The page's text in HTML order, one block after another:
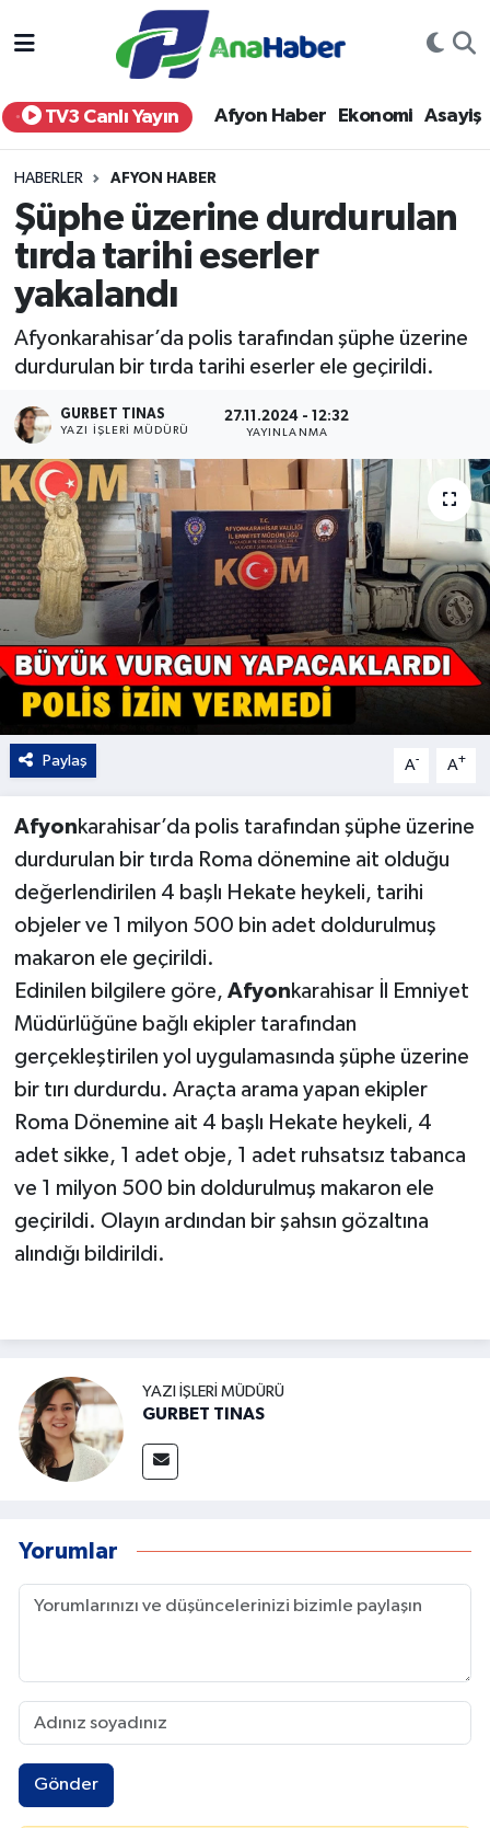
TV3 Canlı Yayın Afyon Haber Ekonomi Asayiş
HABERLER AFYON HABER
Şüphe üzerine durdurulan
tırda tarihi eserler
yakalandı
Afyonkarahisar’da polis tarafından şüphe üzerine
durdurulan bir tırda tarihi eserler ele geçirildi.
GURBET TINAS
YAZI İŞLERI MÜDÜRÜ
27.11.2024 - 12:32
YAYINLANMA
Paylaş A- A+
Afyon karahisar’da polis tarafından şüphe üzerine
durdurulan bir tırda Roma dönemine ait olduğu
değerlendirilen 4 başlı Hekate heykeli, tarihi
objeler ve 1 milyon 500 bin adet doldurulmuş
makaron ele geçirildi.
Edinilen bilgilere göre, Afyon karahisar İl Emniyet
Müdürlüğüne bağlı ekipler tarafından
gerçekleştirilen yol uygulamasında şüphe üzerine
bir tırı durdurdu. Araçta arama yapan ekipler
Roma Dönemine ait 4 başlı Hekate heykeli, 4
adet sikke, 1 adet obje, 1 adet ruhsatsız tabanca
ve 1 milyon 500 bin doldurulmuş makaron ele
geçirildi. Olayın ardından bir şahsın gözaltına
alındığı bildirildi.
YAZI İŞLERI MÜDÜRÜ
GURBET TINAS
Yorumlar
Gönder
Yurt Haber
Afyon Haber
Siyaset
Spor
Eğitim
Sağlık
Teknoloji
Kültür - Sanat
Yaşam
Afyonkarahisar Nöbetçi Eczaneler
Afyonkarahisar Hava Durumu
Afyonkarahisar Trafik Yoğunluk Haritası
Süper Lig Puan Durumu ve Fikstür
Tüm Manşetler
Son Dakika Haberleri
Haber Arşivi